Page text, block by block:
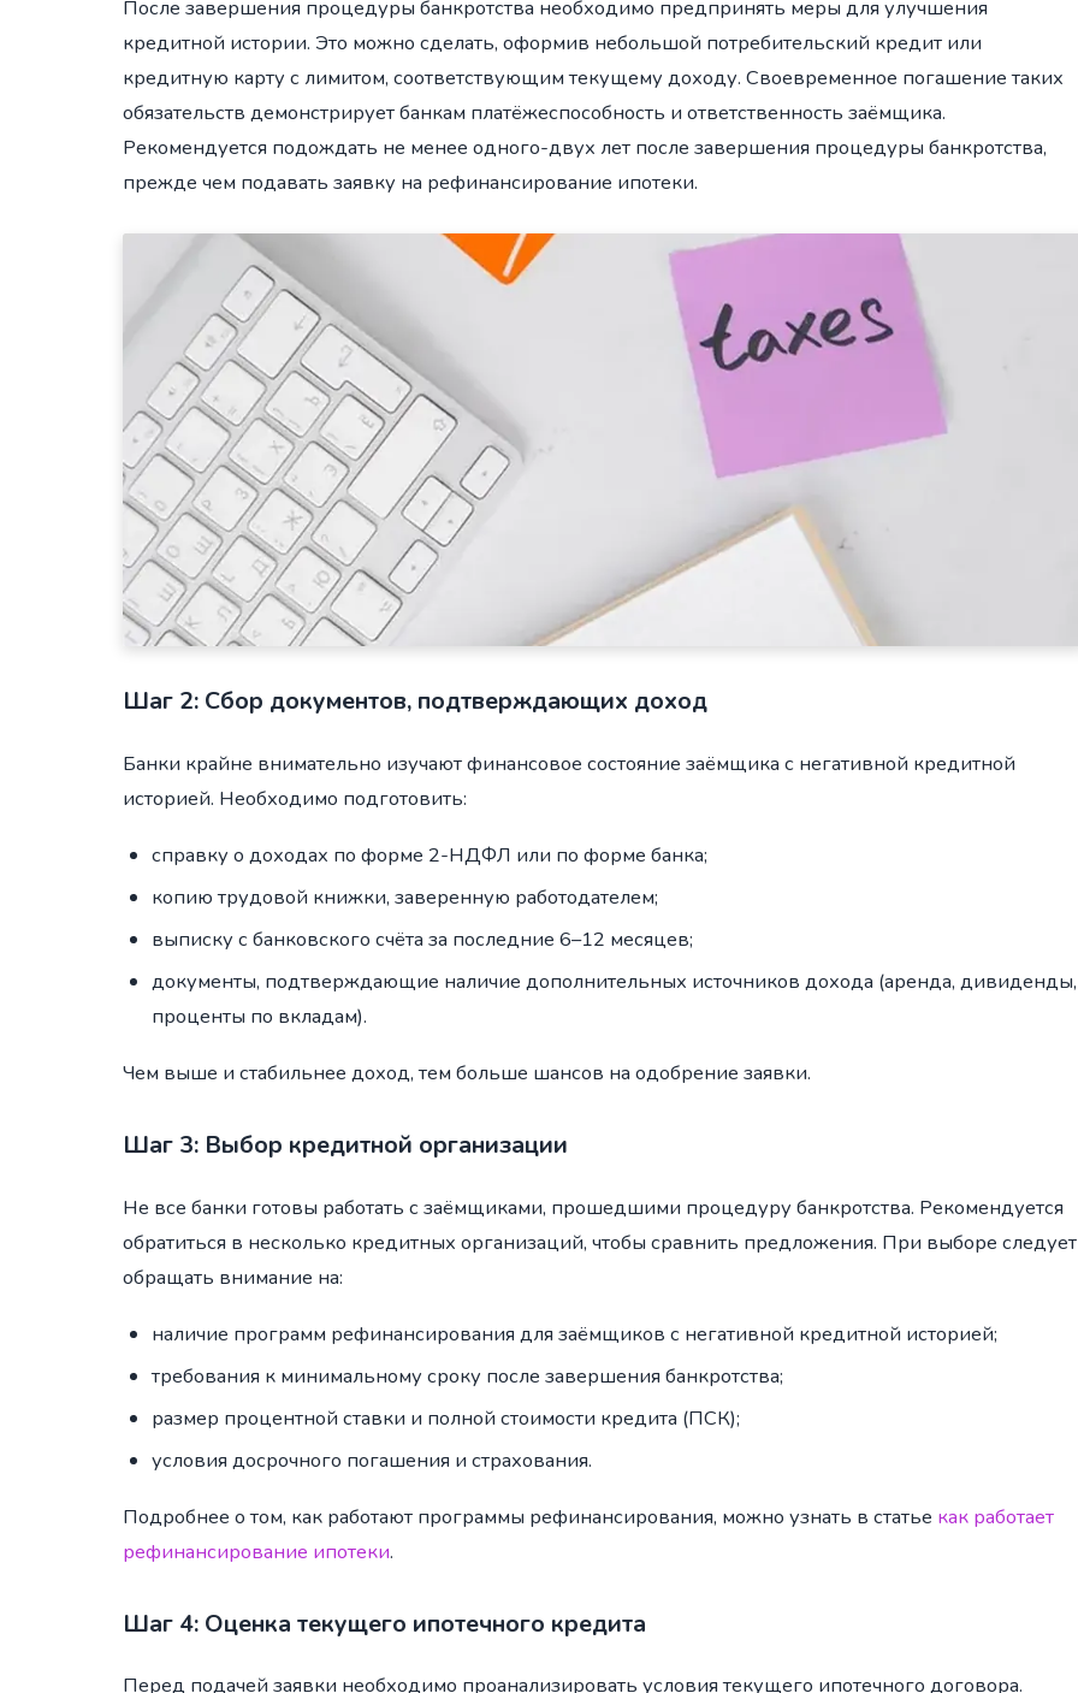
После завершения процедуры банкротства необходимо предпринять меры для улучшения
кредитной истории. Это можно сделать, оформив небольшой потребительский кредит или
кредитную карту с лимитом, соответствующим текущему доходу. Своевременное погашение таких
обязательств демонстрирует банкам платёжеспособность и ответственность заёмщика.
Рекомендуется подождать не менее одного-двух лет после завершения процедуры банкротства,
прежде чем подавать заявку на рефинансирование ипотеки.
Шаг 2: Сбор документов, подтверждающих доход
Банки крайне внимательно изучают финансовое состояние заёмщика с негативной кредитной
историей. Необходимо подготовить:
справку о доходах по форме 2-НДФЛ или по форме банка;
копию трудовой книжки, заверенную работодателем;
выписку с банковского счёта за последние 6–12 месяцев;
документы, подтверждающие наличие дополнительных источников дохода (аренда, дивиденды,
проценты по вкладам).
Чем выше и стабильнее доход, тем больше шансов на одобрение заявки.
Шаг 3: Выбор кредитной организации
Не все банки готовы работать с заёмщиками, прошедшими процедуру банкротства. Рекомендуется
обратиться в несколько кредитных организаций, чтобы сравнить предложения. При выборе следует
обращать внимание на:
наличие программ рефинансирования для заёмщиков с негативной кредитной историей;
требования к минимальному сроку после завершения банкротства;
размер процентной ставки и полной стоимости кредита (ПСК);
условия досрочного погашения и страхования.
Подробнее о том, как работают программы рефинансирования, можно узнать в статье как работает
рефинансирование ипотеки.
Шаг 4: Оценка текущего ипотечного кредита
Перед подачей заявки необходимо проанализировать условия текущего ипотечного договора.